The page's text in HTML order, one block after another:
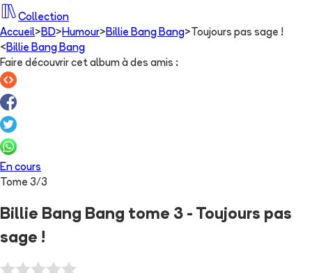
Collection
Accueil> BD> Humour> Billie Bang Bang> Toujours pas sage !
< Billie Bang Bang
Faire découvrir cet album à des amis :
En cours
Tome 3/3
Billie Bang Bang tome 3 - Toujours pas
sage !